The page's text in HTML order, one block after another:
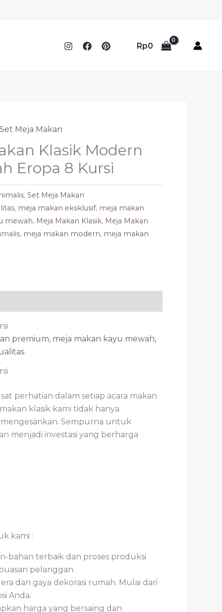
Rp0
Set Meja Makan
Klasik Modern
Eropa 8 Kursi
,Set Meja Makan
, meja makan eksklusif, meja makan
mewah, Meja Makan Klasik, Meja Makan
, meja makan modern, meja makan
perhatian dalam setiap acara makan
klasik kami tidak hanya
Sempurna untuk
menjadi investasi yang berharga
kami :
bahan terbaik dan proses produksi
pelanggan.
dan gaya dekorasi rumah. Mulai dari
Anda.
harga yang bersaing dan